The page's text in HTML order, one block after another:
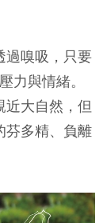
過嗅吸，只要
力與情緒。
近大自然，但
芬多精、負離